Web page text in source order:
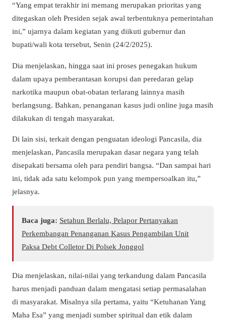
“Yang empat terakhir ini memang merupakan prioritas yang
ditegaskan oleh Presiden sejak awal terbentuknya pemerintahan
ini,” ujarnya dalam kegiatan yang diikuti gubernur dan
bupati/wali kota tersebut, Senin (24/2/2025).
Dia menjelaskan, hingga saat ini proses penegakan hukum
dalam upaya pemberantasan korupsi dan peredaran gelap
narkotika maupun obat-obatan terlarang lainnya masih
berlangsung. Bahkan, penanganan kasus judi online juga masih
dilakukan di tengah masyarakat.
Di lain sisi, terkait dengan penguatan ideologi Pancasila, dia
menjelaskan, Pancasila merupakan dasar negara yang telah
disepakati bersama oleh para pendiri bangsa. “Dan sampai hari
ini, tidak ada satu kelompok pun yang mempersoalkan itu,”
jelasnya.
Baca juga: Setahun Berlalu, Pelapor Pertanyakan
Perkembangan Penanganan Kasus Pengambilan Unit
Paksa Debt Colletor Di Polsek Jonggol
Dia menjelaskan, nilai-nilai yang terkandung dalam Pancasila
harus menjadi panduan dalam mengatasi setiap permasalahan
di masyarakat. Misalnya sila pertama, yaitu “Ketuhanan Yang
Maha Esa” yang menjadi sumber spiritual dan etik dalam